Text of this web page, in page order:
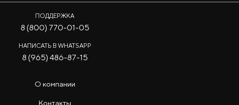
ПОДДЕРЖКА
8 (800) 770-01-05
НАПИСАТЬ В WHATSAPP
8 (965) 486-87-15
О компании
Контакты